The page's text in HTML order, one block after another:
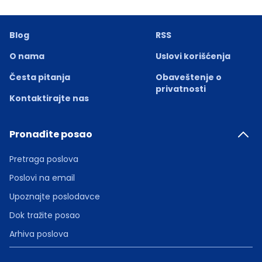
Blog
O nama
Česta pitanja
Kontaktirajte nas
RSS
Uslovi korišćenja
Obaveštenje o
privatnosti
Pronađite posao
Pretraga poslova
Poslovi na email
Upoznajte poslodavce
Dok tražite posao
Arhiva poslova